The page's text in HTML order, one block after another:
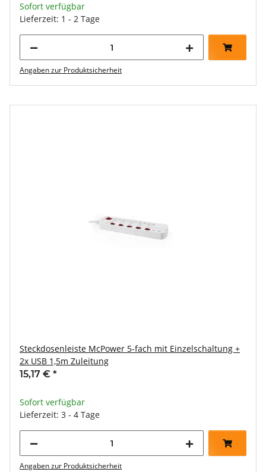
Sofort verfügbar
Lieferzeit: 1 - 2 Tage
Angaben zur Produktsicherheit
Steckdosenleiste McPower 5-fach mit Einzelschaltung +
2x USB 1,5m Zuleitung
15,17 € *
Sofort verfügbar
Lieferzeit: 3 - 4 Tage
Angaben zur Produktsicherheit